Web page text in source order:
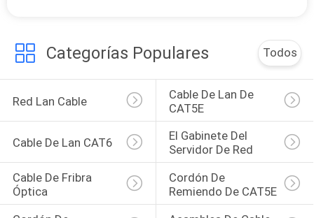
POLÍTICA
DE
PRIVACIDAD
Categorías Populares Todos
Red Lan Cable
Cable De Lan De
CAT5E
Cable De Lan CAT6
El Gabinete Del
Servidor De Red
Cable De Fribra
Óptica
Cordón De
Remiendo De CAT5E